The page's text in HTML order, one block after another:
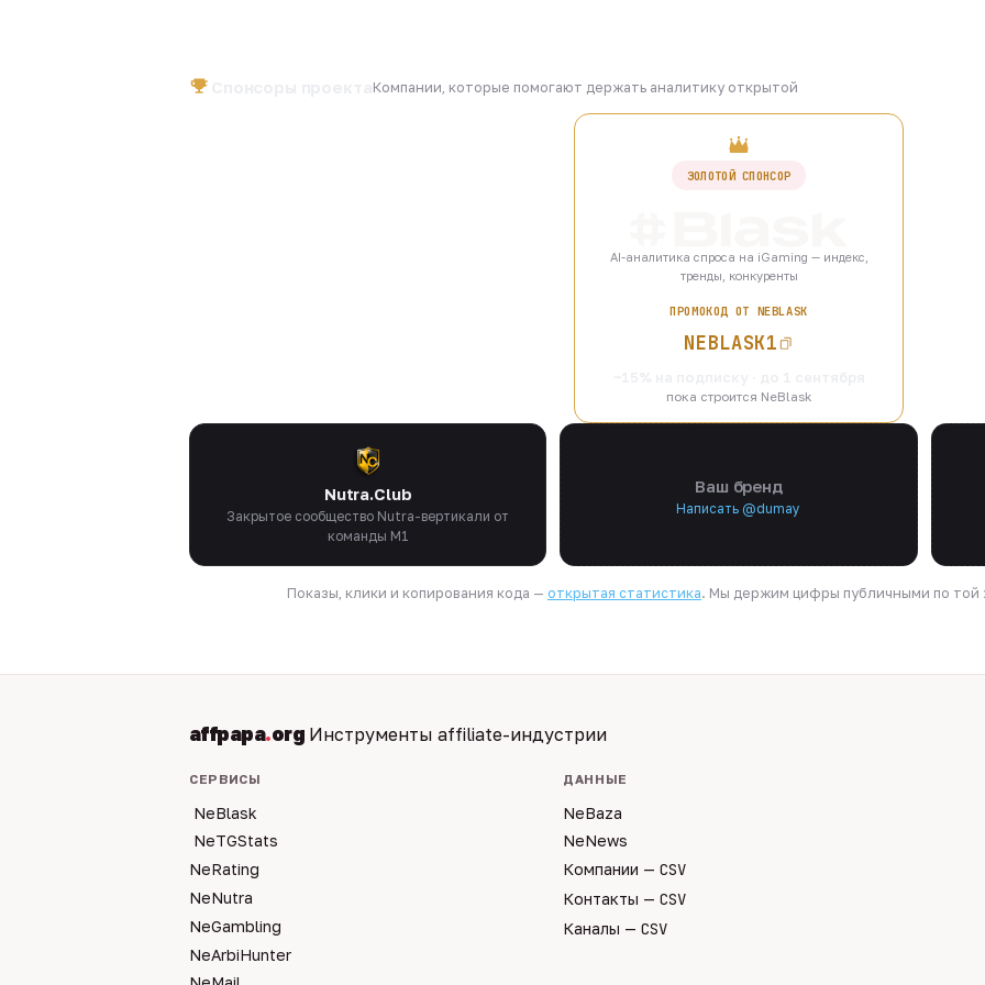
Компании, которые помогают держать аналитику открытой
ЗОЛОТОЙ СПОНСОР
AI-аналитика спроса на iGaming — индекс,
тренды, конкуренты
ПРОМОКОД ОТ NEBLASK
NEBLASK1
пока строится NeBlask
Nutra.Club
Закрытое сообщество Nutra-вертикали от
команды M1
Ваш бренд
Написать @dumay
Показы, клики и копирования кода — открытая статистика. Мы держим цифры публичными по той
affpapa.org Инструменты affiliate-индустрии
СЕРВИСЫ
NeBlask
NeTGStats
NeRating
NeNutra
NeGambling
NeArbiHunter
ДАННЫЕ
NeBaza
NeNews
Компании — CSV
Контакты — CSV
Каналы — CSV